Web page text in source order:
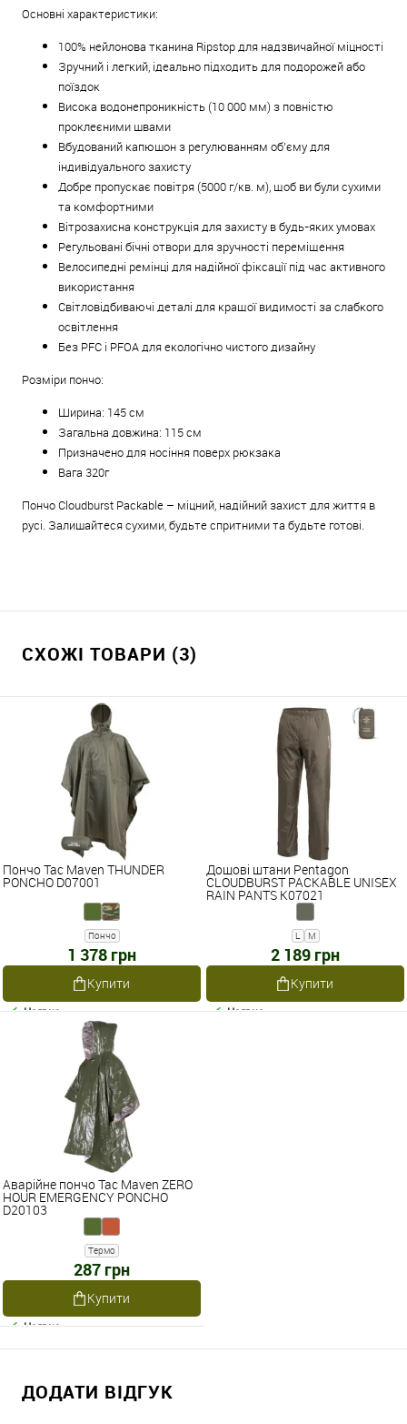
Основні характеристики:
100% нейлонова тканина Ripstop для надзвичайної міцності
Зручний і легкий, ідеально підходить для подорожей або
поїздок
Висока водонепроникність (10 000 мм) з повністю
проклеєними швами
Вбудований капюшон з регулюванням об’єму для
індивідуального захисту
Добре пропускає повітря (5000 г/кв. м), щоб ви були сухими
та комфортними
Вітрозахисна конструкція для захисту в будь-яких умовах
Регульовані бічні отвори для зручності переміщення
Велосипедні ремінці для надійної фіксації під час активного
використання
Світловідбиваючі деталі для кращої видимості за слабкого
освітлення
Без PFC і PFOA для екологічно чистого дизайну
Розміри пончо:
Ширина: 145 см
Загальна довжина: 115 см
Призначено для носіння поверх рюкзака
Вага 320г
Пончо Cloudburst Packable – міцний, надійний захист для життя в
русі. Залишайтеся сухими, будьте спритними та будьте готові.
СХОЖІ ТОВАРИ (3)
Пончо Tac Maven THUNDER
PONCHO D07001
Пончо
1 378 грн
Купити
Наявне
Дощові штани Pentagon
CLOUDBURST PACKABLE UNISEX
RAIN PANTS K07021
L M
2 189 грн
Купити
Наявне
Аварійне пончо Tac Maven ZERO
HOUR EMERGENCY PONCHO
D20103
Термо
287 грн
Купити
Наявне
ДОДАТИ ВІДГУК